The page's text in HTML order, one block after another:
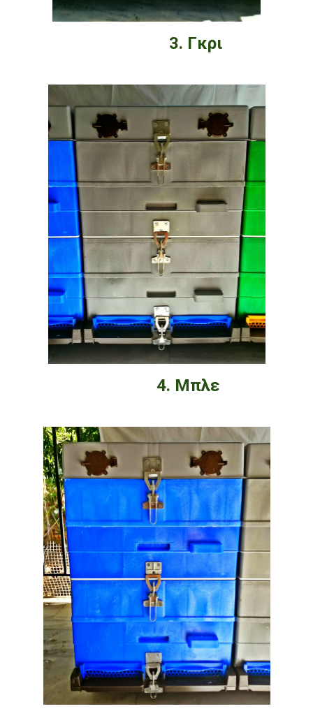
3. Γκρι
4. Μπλε